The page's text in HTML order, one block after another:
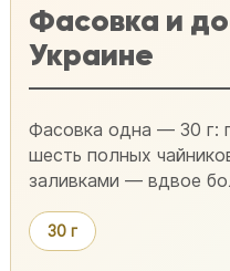
Фасовка и
Украине
Фасовка одна — 30 г:
шесть полных
заливками — вдвое
30 г